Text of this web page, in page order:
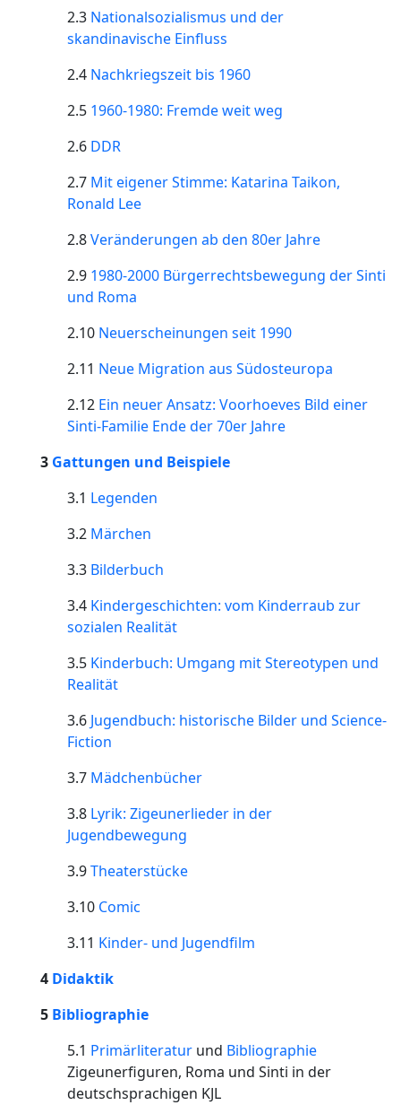
2.3 Nationalsozialismus und der
skandinavische Einfluss
2.4 Nachkriegszeit bis 1960
2.5 1960-1980: Fremde weit weg
2.6 DDR
2.7 Mit eigener Stimme: Katarina Taikon,
Ronald Lee
2.8Veränderungen ab den 80er Jahre
2.9 1980-2000 Bürgerrechtsbewegung der Sinti
und Roma
2.10 Neuerscheinungen seit 1990
2.11 Neue Migration aus Südosteuropa
2.12 Ein neuer Ansatz: Voorhoeves Bild einer
Sinti-Familie Ende der 70er Jahre
3 Gattungen und Beispiele
3.1 Legenden
3.2 Märchen
3.3 Bilderbuch
3.4 Kindergeschichten: vom Kinderraub zur
sozialen Realität
3.5 Kinderbuch: Umgang mit Stereotypen und
Realität
3.6 Jugendbuch: historische Bilder und Science-
Fiction
3.7 Mädchenbücher
3.8 Lyrik: Zigeunerlieder in der
Jugendbewegung
3.9Theaterstücke
3.10 Comic
3.11 Kinder- und Jugendfilm
4 Didaktik
5 Bibliographie
5.1 Primärliteratur und Bibliographie
Zigeunerfiguren, Roma und Sinti in der
deutschsprachigen KJL